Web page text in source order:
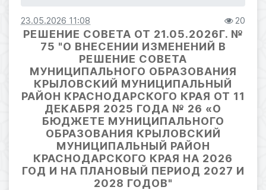
23.05.2026 11:08 20
РЕШЕНИЕ СОВЕТА ОТ 21.05.2026Г. №
75 "О ВНЕСЕНИИ ИЗМЕНЕНИЙ В
РЕШЕНИЕ СОВЕТА
МУНИЦИПАЛЬНОГО ОБРАЗОВАНИЯ
КРЫЛОВСКИЙ МУНИЦИПАЛЬНЫЙ
РАЙОН КРАСНОДАРСКОГО КРАЯ ОТ 11
ДЕКАБРЯ 2025 ГОДА № 26 «О
БЮДЖЕТЕ МУНИЦИПАЛЬНОГО
ОБРАЗОВАНИЯ КРЫЛОВСКИЙ
МУНИЦИПАЛЬНЫЙ РАЙОН
КРАСНОДАРСКОГО КРАЯ НА 2026
ГОД И НА ПЛАНОВЫЙ ПЕРИОД 2027 И
2028 ГОДОВ"